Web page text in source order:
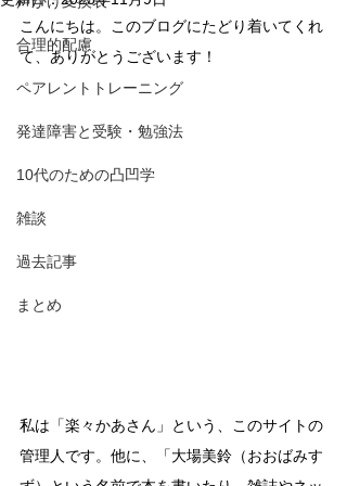
合理的配慮
ペアレントトレーニング
発達障害と受験・勉強法
10代のための凸凹学
雑談
過去記事
まとめ
こんにちは。このブログにたどり着いてくれ
て、ありがとうございます！
私は「楽々かあさん」という、このサイトの
管理人です。他に、「大場美鈴（おおばみす